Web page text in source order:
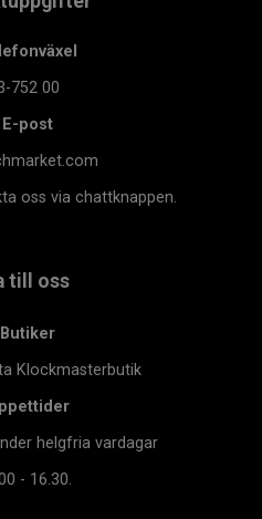
752 00
E-post
oss via chattknappen.
till oss
Butiker
Klockmasterbutik
helgfria vardagar
- 16.30.